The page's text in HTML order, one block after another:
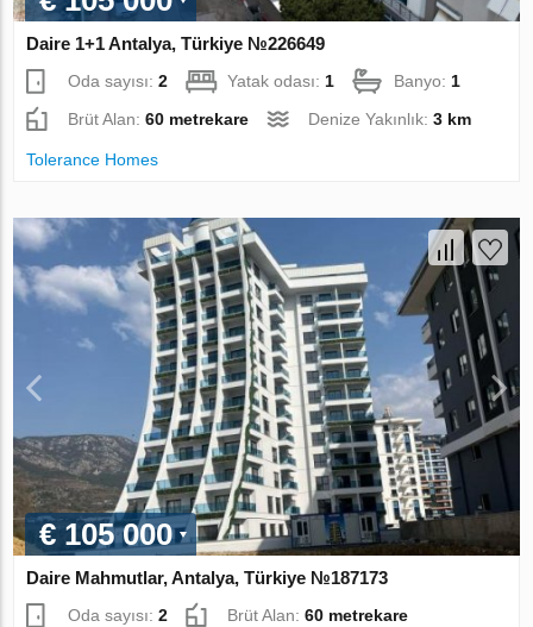
Daire 1+1 Antalya, Türkiye №226649
Oda sayısı:2 Yatak odası:1 Banyo:1
Brüt Alan:60 metrekare Denize Yakınlık:3 km
Tolerance Homes
€ 105 000
Daire Mahmutlar, Antalya, Türkiye №187173
Oda sayısı:2 Brüt Alan:60 metrekare